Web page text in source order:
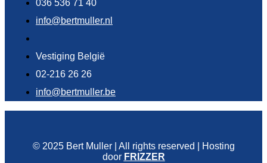
036 536 71 40
info@bertmuller.nl
Vestiging België
02-216 26 26
info@bertmuller.be
© 2025 Bert Muller | All rights reserved | Hosting
door FRIZZER